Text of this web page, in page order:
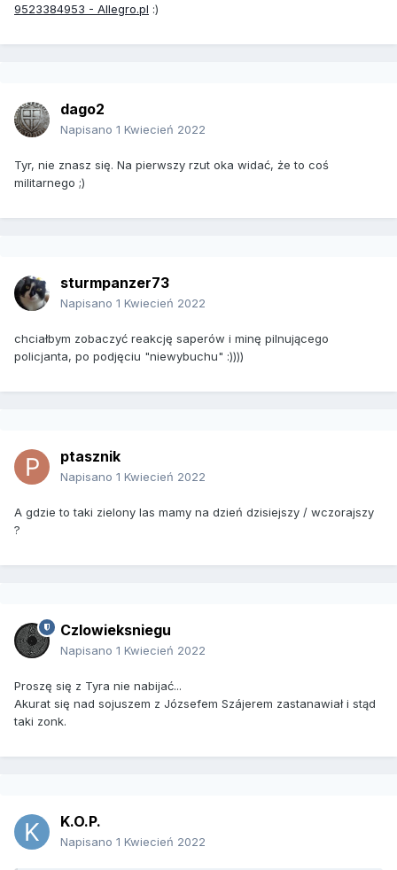
9523384953 - Allegro.pl :)
dago2
Napisano 1 Kwiecień 2022
Tyr, nie znasz się. Na pierwszy rzut oka widać, że to coś
militarnego ;)
sturmpanzer73
Napisano 1 Kwiecień 2022
chciałbym zobaczyć reakcję saperów i minę pilnującego
policjanta, po podjęciu "niewybuchu" :))))
ptasznik
Napisano 1 Kwiecień 2022
A gdzie to taki zielony las mamy na dzień dzisiejszy / wczorajszy
?
Czlowieksniegu
Napisano 1 Kwiecień 2022
Proszę się z Tyra nie nabijać...
Akurat się nad sojuszem z Józsefem Szájerem zastanawiał i stąd
taki zonk.
K.O.P.
Napisano 1 Kwiecień 2022